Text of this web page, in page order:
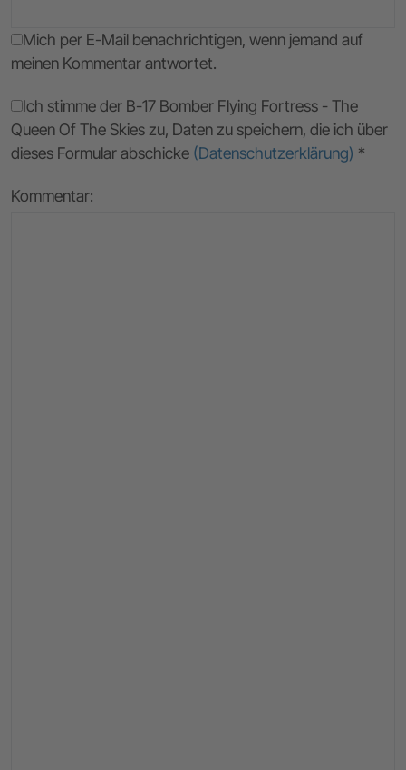
Mich per E-Mail benachrichtigen, wenn jemand auf
meinen Kommentar antwortet.
Ich stimme der B-17 Bomber Flying Fortress - The
Queen Of The Skies zu, Daten zu speichern, die ich über
dieses Formular abschicke (Datenschutzerklärung) *
Kommentar: